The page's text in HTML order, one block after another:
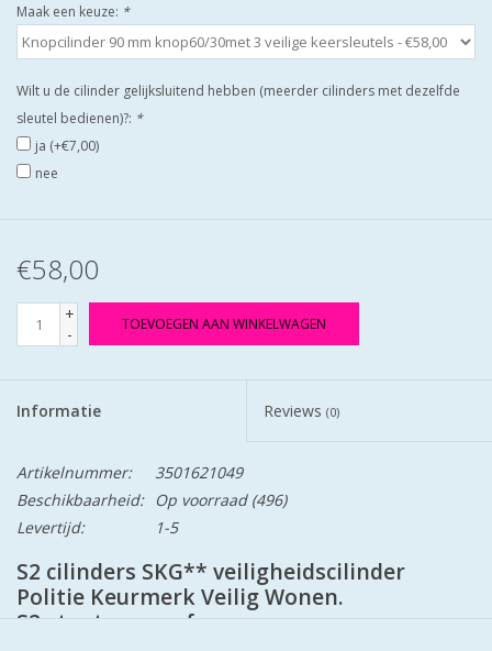
DEURSCHILDEN VOOR
BUITEN
waakborden
Maak een keuze: *
Wilt u de cilinder gelijksluitend hebben (meerder cilinders met dezelfde
sleutel bedienen)?: *
ja (+€7,00)
nee
€58,00
+
-
TOEVOEGEN AAN WINKELWAGEN
Informatie Reviews (0)
Artikelnummer:
3501621049
Beschikbaarheid:
Op voorraad(496)
Levertijd:
1-5
S2 cilinders SKG** veiligheidscilinder
Politie Keurmerk Veilig Wonen.
S2 staat voor safe en secure.